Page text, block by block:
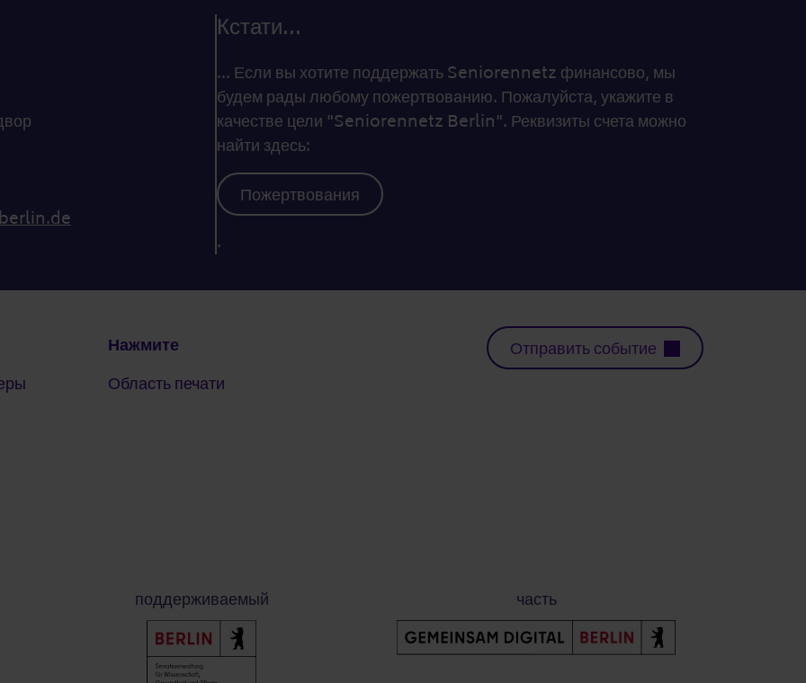
Кстати...
... Если вы хотите поддержать Seniorennetz финансово, мы
будем рады любому пожертвованию. Пожалуйста, укажите в
качестве цели "Seniorennetz Berlin". Реквизиты счета можно
найти здесь:
Пожертвования
.
Нажмите
Область печати
Отправить событие
поддерживаемый часть